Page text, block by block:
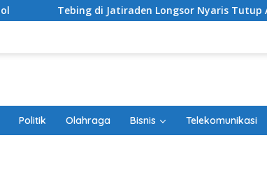
Tebing di Jatiraden Longsor Nyaris Tutup Akses Jalan
Politik Olahraga Bisnis Telekomunikasi